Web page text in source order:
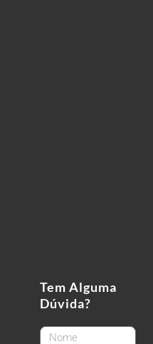
Tem Alguma
Dúvida?
FirstName